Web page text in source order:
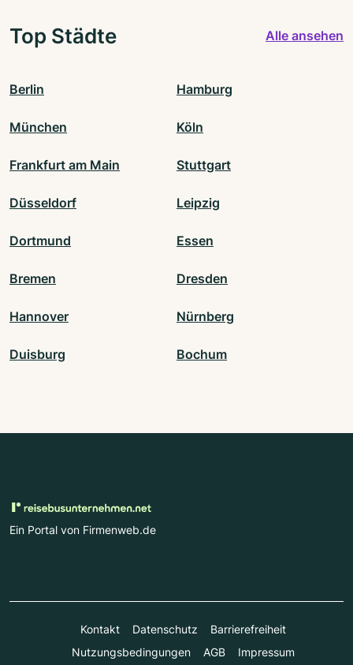
Top Städte Alle ansehen
Berlin Hamburg
München Köln
Frankfurt am Main Stuttgart
Düsseldorf Leipzig
Dortmund Essen
Bremen Dresden
Hannover Nürnberg
Duisburg Bochum
Ein Portal von Firmenweb.de
Kontakt Datenschutz
Barrierefreiheit
Nutzungsbedingungen
AGB Impressum